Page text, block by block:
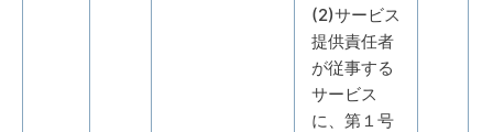
(2)サービス
提供責任者
が従事する
サービス
に、第１号